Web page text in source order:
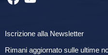
Iscrizione alla Newsletter
Rimani aggiornato sulle ultime